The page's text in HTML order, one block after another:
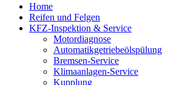
Home
Reifen und Felgen
KFZ-Inspektion & Service
Motordiagnose
Automatikgetriebeölspülung
Bremsen-Service
Klimaanlagen-Service
Kupplung